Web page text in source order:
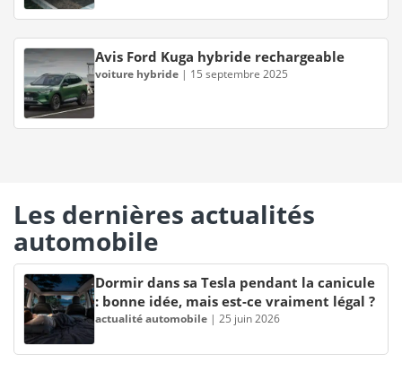
Avis Ford Kuga hybride rechargeable
voiture hybride | 15 septembre 2025
Les dernières actualités
automobile
Dormir dans sa Tesla pendant la canicule
: bonne idée, mais est-ce vraiment légal ?
actualité automobile | 25 juin 2026